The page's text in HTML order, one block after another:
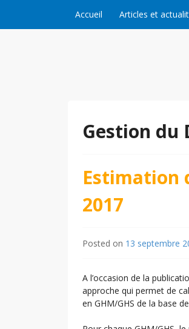
Accueil Articles et
Gestion du
Estimation
2017
Posted on 13 septembre
A l’occasion de la
approche qui permet de
en GHM/GHS de la base